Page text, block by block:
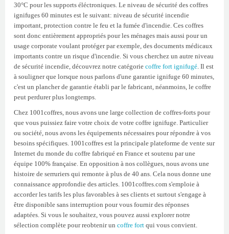
30°C pour les supports éléctroniques. Le niveau de sécurité des coffres
ignifuges 60 minutes est le suivant: niveau de sécurité incendie
important, protection contre le feu et la fumée d'incendie. Ces coffres
sont donc entièrement appropriés pour les ménages mais aussi pour un
usage corporate voulant protéger par exemple, des documents médicaux
importants contre un risque d'incendie. Si vous cherchez un autre niveau
de sécurité incendie, découvrez notre catégorie coffre fort ignifugé . Il est
à souligner que lorsque nous parlons d'une garantie ignifuge 60 minutes,
c'est un plancher de garantie établi par le fabricant, néanmoins, le coffre
peut perdurer plus longtemps.
Chez 1001coffres, nous avons une large collection de coffres-forts pour
que vous puissiez faire votre choix de votre coffre ignifuge. Particulier
ou société, nous avons les équipements nécessaires pour répondre à vos
besoins spécifiques. 1001coffres est la principale plateforme de vente sur
Internet du monde du coffre fabriqué en France et soutenu par une
équipe 100% française. En opposition à nos collègues, nous avons une
histoire de serruriers qui remonte à plus de 40 ans. Cela nous donne une
connaissance approfondie des articles. 1001coffres.com s'emploie à
accorder les tarifs les plus favorables à ses clients et surtout s'engage à
être disponible sans interruption pour vous fournir des réponses
adaptées. Si vous le souhaitez, vous pouvez aussi explorer notre
sélection complète pour reobtenir un coffre fort qui vous convient.